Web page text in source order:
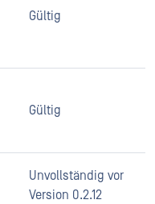
Gültig
Gültig
Unvollständig vor
Version 0.2.12